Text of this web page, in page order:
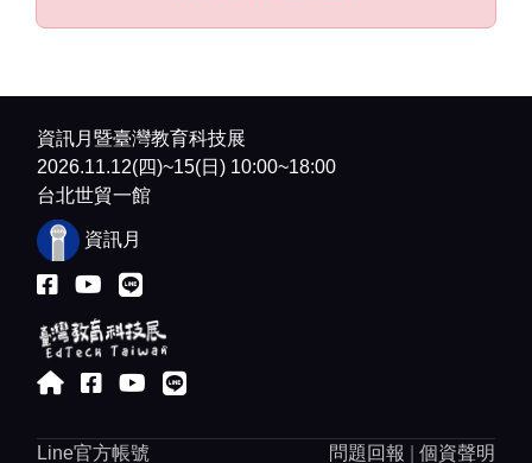
💻 現場全面提供 MacBook Neo 設備
✨ 課程亮點
▪ 全面認識大型語言模型（LLM）與 Agent、MCP、
Skill 核心架構
▪ 實際操作 AI 會議紀錄、內容整理與資料應用情境
▪ 使用 AI 快速完成 App 畫面與數據串接
手把手體驗部署應用至 iPad 教學與商務場域
👥 適合對象
▪ 校長、主任、組長及教育行政主管
▪ 推動數位學習、課程發展及校務創新的教育決策
▪ 企業負責人、高階主管及部門管理者
員
資訊月暨臺灣教育科技展
2026.11.12(四)~15(日) 10:00~18:00
台北世貿一館
資訊月
Line官方帳號 問題回報 個資聲明